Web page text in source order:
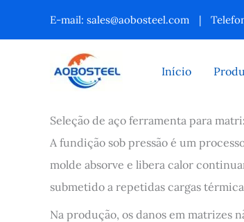
E-mail: sales@aobosteel.com |
Início
Seleção de aço ferramenta para
A fundição sob pressão é um
molde absorve e libera calor
submetido a repetidas cargas
Na produção, os danos em matrizes